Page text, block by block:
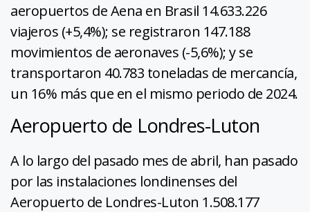
aeropuertos de Aena en Brasil 14.633.226
viajeros (+5,4%); se registraron 147.188
movimientos de aeronaves (-5,6%); y se
transportaron 40.783 toneladas de mercancía,
un 16% más que en el mismo periodo de 2024.
Aeropuerto de Londres-Luton
A lo largo del pasado mes de abril, han pasado
por las instalaciones londinenses del
Aeropuerto de Londres-Luton 1.508.177